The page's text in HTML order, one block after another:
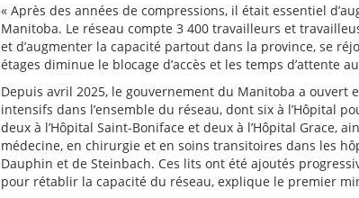
« Après des années de compressions, il était essentiel
Manitoba. Le réseau compte 3 400 travailleurs et
et d’augmenter la capacité partout dans la province, se
étages diminue le blocage d’accès et les temps d’attente
Depuis avril 2025, le gouvernement du Manitoba a ouvert
intensifs dans l’ensemble du réseau, dont six à l’Hôpital
deux à l’Hôpital Saint-Boniface et deux à l’Hôpital Grace,
médecine, en chirurgie et en soins transitoires dans les
Dauphin et de Steinbach. Ces lits ont été ajoutés
pour rétablir la capacité du réseau, explique le premier